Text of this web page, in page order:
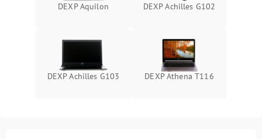
DEXP Aquilon DEXP Achilles G102
DEXP Achilles G103 DEXP Athena T116